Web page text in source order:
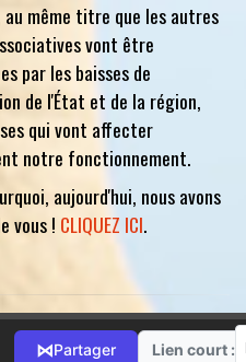
au même titre que les autres
vont être
par les baisses de
de l'État et de la région,
qui vont affecter
notre fonctionnement.
aujourd'hui, nous avons
vous ! CLIQUEZ ICI.
⋈Partager Lien court :